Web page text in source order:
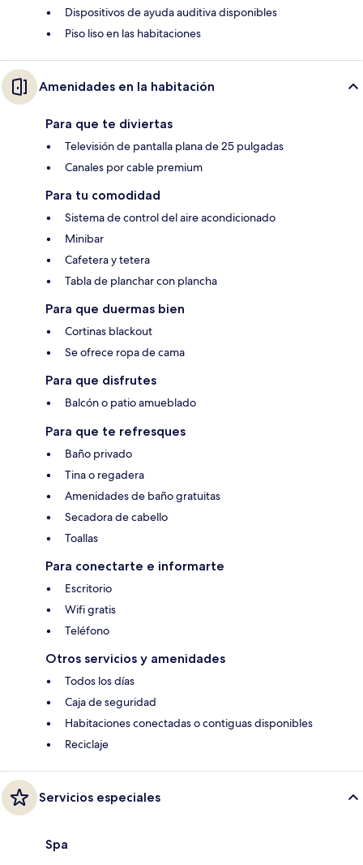
Dispositivos de ayuda auditiva disponibles
Piso liso en las habitaciones
Amenidades en la habitación
Para que te diviertas
Televisión de pantalla plana de 25 pulgadas
Canales por cable premium
Para tu comodidad
Sistema de control del aire acondicionado
Minibar
Cafetera y tetera
Tabla de planchar con plancha
Para que duermas bien
Cortinas blackout
Se ofrece ropa de cama
Para que disfrutes
Balcón o patio amueblado
Para que te refresques
Baño privado
Tina o regadera
Amenidades de baño gratuitas
Secadora de cabello
Toallas
Para conectarte e informarte
Escritorio
Wifi gratis
Teléfono
Otros servicios y amenidades
Todos los días
Caja de seguridad
Habitaciones conectadas o contiguas disponibles
Reciclaje
Servicios especiales
Spa